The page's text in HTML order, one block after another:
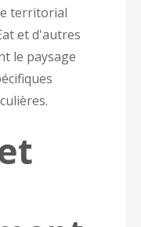
territorial
et d'autres
le paysage